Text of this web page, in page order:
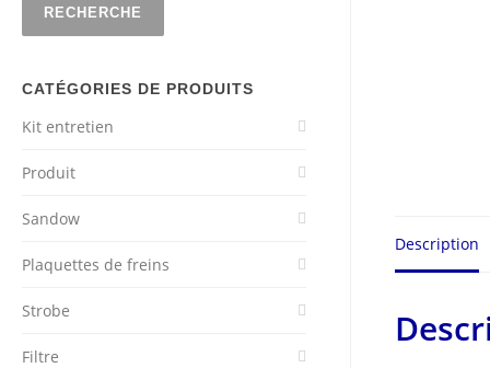
Description
RECHERCHE
CATÉGORIES DE PRODUITS
Kit entretien
Produit
Sandow
Plaquettes de freins
Strobe
Filtre